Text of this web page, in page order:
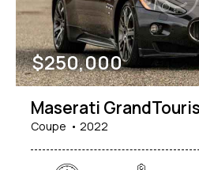
$250,000
Maserati
Coupe 2022